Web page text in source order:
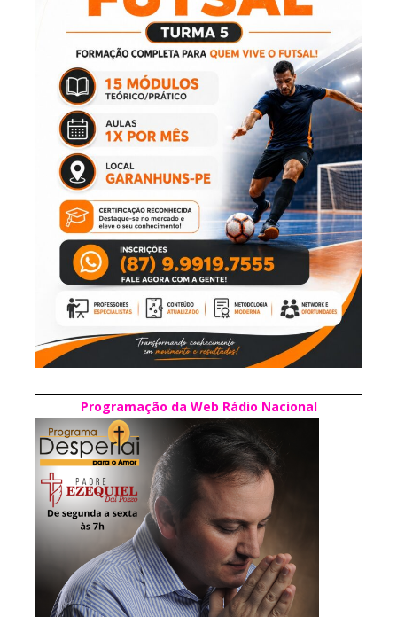
Programação da Web Rádio Nacional